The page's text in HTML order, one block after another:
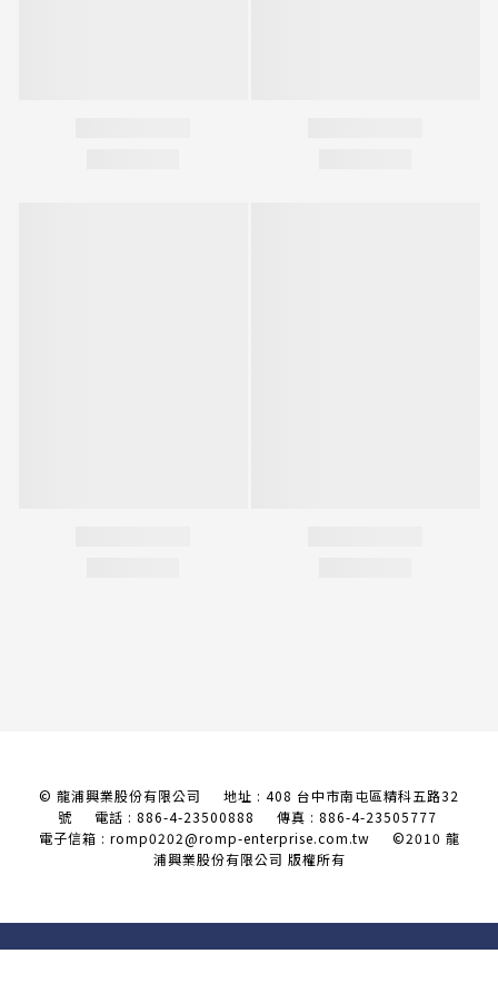
© 龍浦興業股份有限公司 地址 : 408 台中市南屯區精科五路32
號 電話 : 886-4-23500888 傳真 : 886-4-23505777
電子信箱 : romp0202@romp-enterprise.com.tw ©2010 龍
浦興業股份有限公司 版權所有